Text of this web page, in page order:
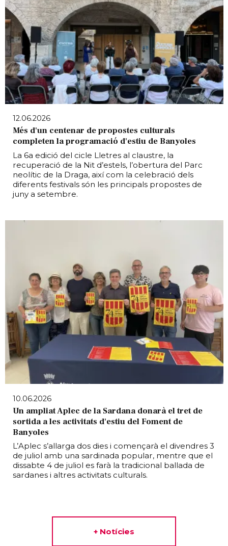
12.06.2026
Més d'un centenar de propostes culturals
completen la programació d'estiu de Banyoles
La 6a edició del cicle Lletres al claustre, la
recuperació de la Nit d’estels, l’obertura del Parc
neolític de la Draga, així com la celebració dels
diferents festivals són les principals propostes de
juny a setembre.
10.06.2026
Un ampliat Aplec de la Sardana donarà el tret de
sortida a les activitats d'estiu del Foment de
Banyoles
L’Aplec s’allarga dos dies i començarà el divendres 3
de juliol amb una sardinada popular, mentre que el
dissabte 4 de juliol es farà la tradicional ballada de
sardanes i altres activitats culturals.
+ Notícies